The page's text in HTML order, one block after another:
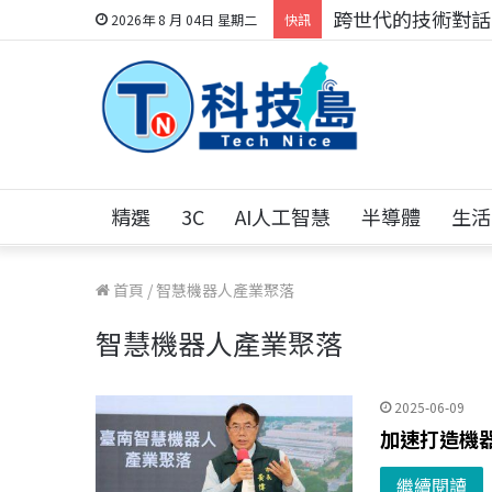
2026年 8 月 04日 星期二 快訊 科技人的經驗傳
精選 3C AI人工智慧 半導體 生活
首頁 / 智慧機器人產業聚落
智慧機器人產業聚落
2025-06-09
加速打造機
繼續閱讀